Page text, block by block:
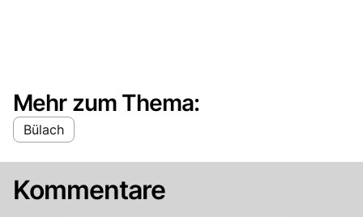
Mehr zum Thema:
Bülach
Kommentare